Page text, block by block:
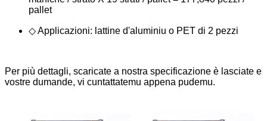
pallet
◇ Applicazioni: lattine d'aluminiu o PET di 2 pezzi
Per più dettagli, scaricate a nostra specificazione è lasciate e
vostre dumande, vi cuntattatemu appena pudemu.